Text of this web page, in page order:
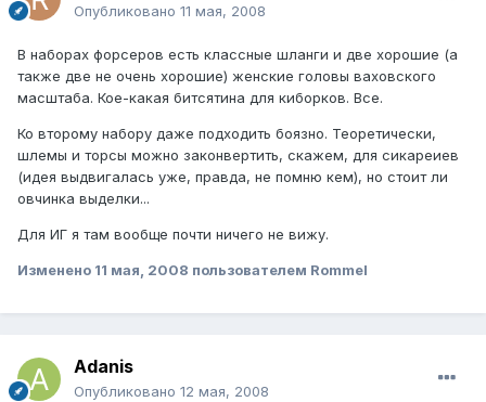
Опубликовано 11 мая, 2008
В наборах форсеров есть классные шланги и две хорошие (а
также две не очень хорошие) женские головы ваховского
масштаба. Кое-какая битсятина для киборков. Все.
Ко второму набору даже подходить боязно. Теоретически,
шлемы и торсы можно законвертить, скажем, для сикареиев
(идея выдвигалась уже, правда, не помню кем), но стоит ли
овчинка выделки...
Для ИГ я там вообще почти ничего не вижу.
Изменено 11 мая, 2008 пользователем Rommel
Adanis
Опубликовано 12 мая, 2008